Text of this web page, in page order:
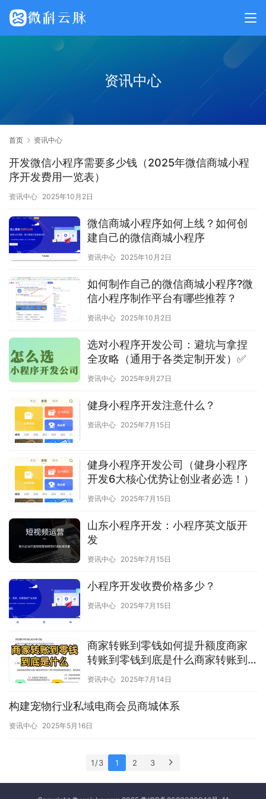
资讯中心
首页 资讯中心
开发微信小程序需要多少钱（2025年微信商城小程
序开发费用一览表）
资讯中心 2025年10月2日
微信商城小程序如何上线？如何创
建自己的微信商城小程序
资讯中心 2025年10月2日
如何制作自己的微信商城小程序?微
信小程序制作平台有哪些推荐？
资讯中心 2025年10月2日
选对小程序开发公司：避坑与拿捏
全攻略（通用于各类定制开发）✅
资讯中心 2025年9月27日
健身小程序开发注意什么？
资讯中心 2025年7月15日
健身小程序开发公司（健身小程序
开发6大核心优势让创业者必选！）
资讯中心 2025年7月15日
山东小程序开发：小程序英文版开
发
资讯中心 2025年7月15日
小程序开发收费价格多少？
资讯中心 2025年7月15日
商家转账到零钱如何提升额度商家
转账到零钱到底是什么商家转账到
零钱如何提升额度
资讯中心 2025年7月14日
构建宠物行业私域电商会员商城体系
资讯中心 2025年5月16日
1 / 3 1 2 3